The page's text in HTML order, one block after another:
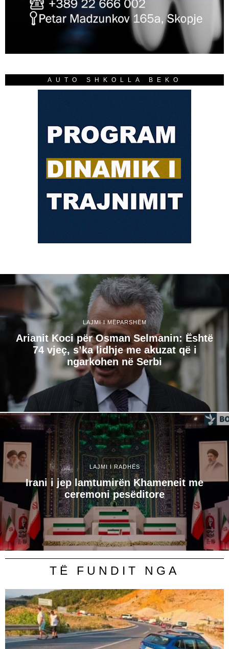
AUTO SHKOLLA BEKO
LAJMI I MËPARSHËM
Arianit Koci për Osman Selmanin: Është
74 vjeç, s’ka lidhje me akuzat që i
ngarkohen në Serbi
LAJMI I RADHËS
Irani i jep lamtumirën Khameneit me
ceremoni pesëditore
TË FUNDIT NGA